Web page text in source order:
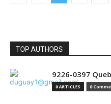
TOP AUTHORS
9226-0397
0 ARTICLES 0